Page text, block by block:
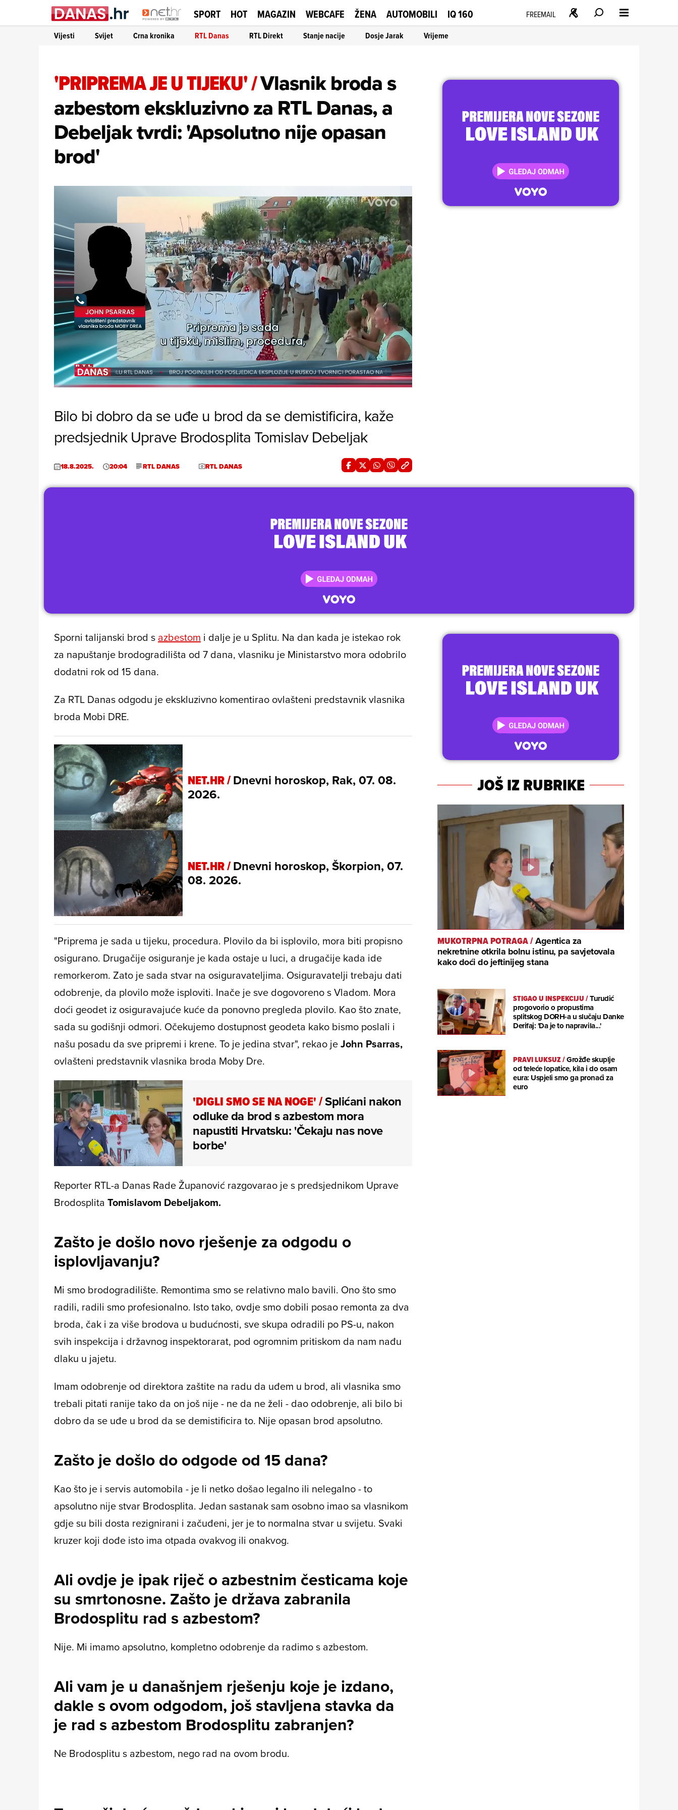
SPORT HOT MAGAZIN WEBCAFE ŽENA AUTOMOBILI IQ 160 FREEMAIL
Vijesti Svijet Crna kronika RTL Danas RTL Direkt Stanje nacije Dosje Jarak Vrijeme
'PRIPREMA JE U TIJEKU'/Vlasnik broda s
azbestom ekskluzivno za RTL Danas, a
Debeljak tvrdi: 'Apsolutno nije opasan
brod'
Unmute /
Loaded:
7.81%
Bilo bi dobro da se uđe u brod da se demistificira, kaže
predsjednik Uprave Brodosplita Tomislav Debeljak
18.8.2025. 20:04 RTL DANAS RTL DANAS
Sporni talijanski brod s azbestom i dalje je u Splitu. Na dan kada je istekao rok
za napuštanje brodogradilišta od 7 dana, vlasniku je Ministarstvo mora odobrilo
dodatni rok od 15 dana.
Za RTL Danas odgodu je ekskluzivno komentirao ovlašteni predstavnik vlasnika
broda Mobi DRE.
NET.HR /Dnevni horoskop, Rak, 07. 08.
2026.
NET.HR /Dnevni horoskop, Škorpion, 07.
08. 2026.
"Priprema je sada u tijeku, procedura. Plovilo da bi isplovilo, mora biti propisno
osigurano. Drugačije osiguranje je kada ostaje u luci, a drugačije kada ide
remorkerom. Zato je sada stvar na osiguravateljima. Osiguravatelji trebaju dati
odobrenje, da plovilo može isploviti. Inače je sve dogovoreno s Vladom. Mora
doći geodet iz osiguravajuće kuće da ponovno pregleda plovilo. Kao što znate,
sada su godišnji odmori. Očekujemo dostupnost geodeta kako bismo poslali i
našu posadu da sve pripremi i krene. To je jedina stvar", rekao jeJohn Psarras,
ovlašteni predstavnik vlasnika broda Moby Dre.
'DIGLI SMO SE NA NOGE'/Splićani nakon
odluke da brod s azbestom mora
napustiti Hrvatsku: 'Čekaju nas nove
borbe'
Reporter RTL-a Danas Rade Županović razgovarao je s predsjednikom Uprave
Brodosplita Tomislavom Debeljakom.
Zašto je došlo novo rješenje za odgodu o
isplovljavanju?
Mi smo brodogradilište. Remontima smo se relativno malo bavili. Ono što smo
radili, radili smo profesionalno. Isto tako, ovdje smo dobili posao remonta za dva
broda, čak i za više brodova u budućnosti, sve skupa odradili po PS-u, nakon
svih inspekcija i državnog inspektorarat, pod ogromnim pritiskom da nam nađu
dlaku u jajetu.
Imam odobrenje od direktora zaštite na radu da uđem u brod, ali vlasnika smo
trebali pitati ranije tako da on još nije - ne da ne želi - dao odobrenje, ali bilo bi
dobro da se uđe u brod da se demistificira to. Nije opasan brod apsolutno.
Zašto je došlo do odgode od 15 dana?
Kao što je i servis automobila - je li netko došao legalno ili nelegalno - to
apsolutno nije stvar Brodosplita. Jedan sastanak sam osobno imao sa vlasnikom
gdje su bili dosta rezignirani i začuđeni, jer je to normalna stvar u svijetu. Svaki
kruzer koji dođe isto ima otpada ovakvog ili onakvog.
Ali ovdje je ipak riječ o azbestnim česticama koje
su smrtonosne. Zašto je država zabranila
Brodosplitu rad s azbestom?
Nije. Mi imamo apsolutno, kompletno odobrenje da radimo s azbestom.
Ali vam je u današnjem rješenju koje je izdano,
dakle s ovom odgodom, još stavljena stavka da
je rad s azbestom Brodosplitu zabranjen?
Ne Brodosplitu s azbestom, nego rad na ovom brodu.
JOŠ IZ RUBRIKE
MUKOTRPNA POTRAGA/Agentica za
nekretnine otkrila bolnu istinu, pa savjetovala
kako doći do jeftinijeg stana
STIGAO U INSPEKCIJU/Turudić
progovorio o propustima
splitskog DORH-a u slučaju Danke
Derifaj: 'Da je to napravila...'
PRAVI LUKSUZ/Grožđe skuplje
od teleće lopatice, kila i do osam
eura: Uspjeli smo ga pronaći za
euro